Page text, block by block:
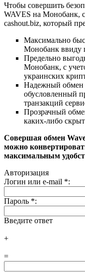
Чтобы совершить
WAVES на Монобанк,
cashout.biz, который
Максимально
Монобанк ввиду
Предельно
Монобанк, с
украинских
Надежный обмен
обусловленный
транзакций
Прозрачный
каких-либо
Совершая обмен
можно
максимальным
Авторизация
Логин или e-mail *:
Пароль *:
Введите ответ
+
=